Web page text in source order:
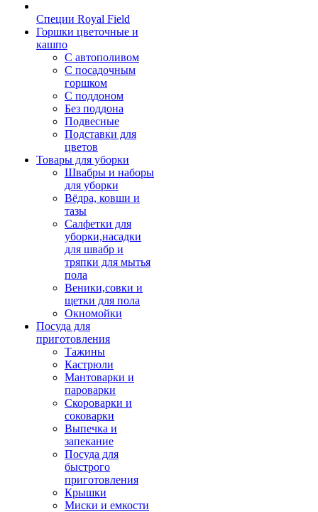
Специи Royal Field
Горшки цветочные и
кашпо
С автополивом
С посадочным
горшком
С поддоном
Без поддона
Подвесные
Подставки для
цветов
Товары для уборки
Швабры и наборы
для уборки
Вёдра, ковши и
тазы
Салфетки для
уборки,насадки
для швабр и
тряпки для мытья
пола
Веники,совки и
щетки для пола
Окномойки
Посуда для
приготовления
Тажины
Кастрюли
Мантоварки и
пароварки
Скороварки и
соковарки
Выпечка и
запекание
Посуда для
быстрого
приготовления
Крышки
Миски и емкости